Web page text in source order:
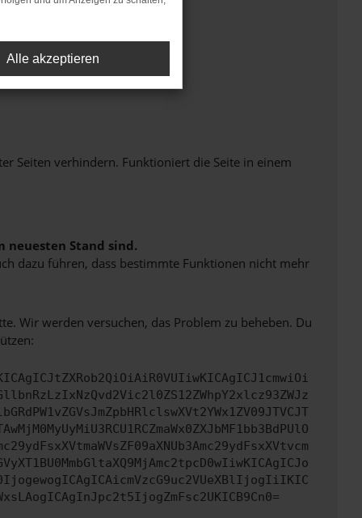
Seiten verhindern. Funktioniert die Seite in einem
neuesten Stand sind.
dazu führen, dass bestimmte Funktionen nicht mehr
Wir werden versuchen, das Problem zu beheben. Du
Alle akzeptieren